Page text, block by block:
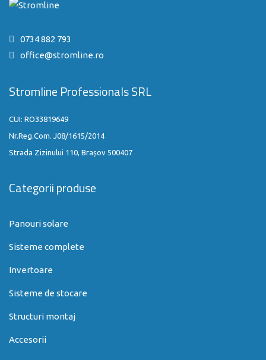
0734 882 793
office@stromline.ro
Stromline Professionals SRL
CUI: RO33819649
Nr.Reg.Com. J08/1615/2014
Strada Zizinului 110, Brașov 500407
Categorii produse
Panouri solare
Sisteme complete
Invertoare
Sisteme de stocare
Structuri montaj
Accesorii